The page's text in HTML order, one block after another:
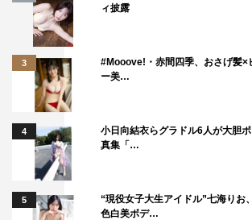
ィ披露
3
#Mooove!・赤間四季、おさげ髪×
ー美…
4
小日向結衣らグラドル6人が大胆
真集「…
5
“現役女子大生アイドル”七海りお
色白美ボデ…